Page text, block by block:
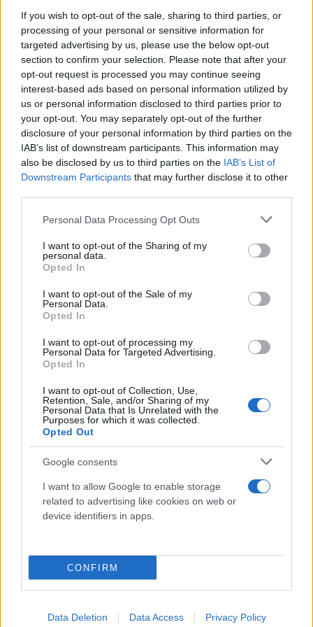
If you wish to opt-out of the sale, sharing to third parties, or
processing of your personal or sensitive information for
targeted advertising by us, please use the below opt-out
section to confirm your selection. Please note that after your
opt-out request is processed you may continue seeing
interest-based ads based on personal information utilized by
us or personal information disclosed to third parties prior to
your opt-out. You may separately opt-out of the further
disclosure of your personal information by third parties on the
IAB’s list of downstream participants. This information may
also be disclosed by us to third parties on the IAB’s List of
Downstream Participants that may further disclose it to other
Please note that this website/app uses one or more Google
not limited to your visit or usage behaviour. You may click to
grant or deny consent to Google and its third-party tags to
use your data for below specified purposes in below Google
consent section.
Personal Data Processing Opt Outs
I want to opt-out of the Sharing of my
personal data.
Opted In
I want to opt-out of the Sale of my
Personal Data.
Opted In
I want to opt-out of processing my
Personal Data for Targeted Advertising.
Opted In
I want to opt-out of Collection, Use,
Retention, Sale, and/or Sharing of my
Personal Data that Is Unrelated with the
Purposes for which it was collected.
Opted Out
Google consents
I want to allow Google to enable storage
related to advertising like cookies on web or
device identifiers in apps.
CONFIRM
Data Deletion Data Access Privacy Policy
αποτελεσματική διαχείριση της παραγωγής
ηλεκτρικού ρεύματος, λαμβάνοντας υπόψη τις
σχετικά μεγάλες γεωγραφικές αποστάσεις, στις
οποίες βρίσκονται τα πάρκα. Με τον τρόπο αυτό,
συμβάλλουμε στην ανάπτυξη ενός βιώσιμου
ενεργειακού κλάδου στη Ρουμανία, στηρίζοντας την
οικονομική ανταγωνιστικότητα».
Από την πλευρά του, ο Γενικός Διευθυντής
ξεχωριστή ημέρα για τον Όμιλο ΔΕΗ. Το νέο,
υπερσύγχρονο κέντρο ελέγχου που εγκαινιάζουμε
στη Ρουμανία αποτελεί κρίσιμο σταυροδρόμι για τη
ανανεώσιμων πηγών ενέργειας στη Νοτιοανατολική
Ευρώπη. Αντικατοπτρίζει την δέσμευσή μας στις
σύγχρονές τεχνολογικές υποδομές, και αποτελεί
βασικό βραχίονα ενός μεγάλου προγράμματος
στους τρεις βασικούς πυλώνες της ψηφιοποίησης,
της αποανθρακοποίησης και της αποκεντρωμένης
παραγωγής» .
Ο Όμιλος ΔΕΗ επεκτείνει την παρουσία του
στη Νοτιοανατολική Ευρώπη
νέων έργων ΑΠΕ, καθώς νέα αιολικά και
φωτοβολταϊκά προστίθενται συνεχώς στα
υφιστάμενα έργα της εταιρείας, τα οποία έχουν
ήδη φτάσει να έχουν εγκατεστημένη ισχύ περίπου